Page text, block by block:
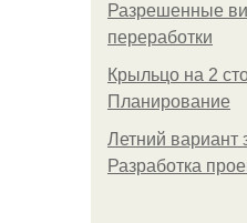
Разрешенные
переработки
Крыльцо на 2
Планирование
Летний вариант
Разработка